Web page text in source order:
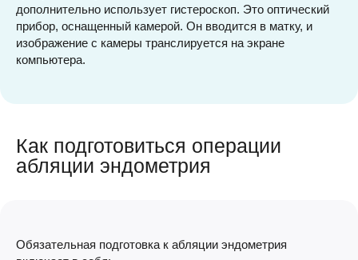
дополнительно использует гистероскоп. Это оптический
прибор, оснащенный камерой. Он вводится в матку, и
изображение с камеры транслируется на экране
компьютера.
Как подготовиться операции
абляции эндометрия
Обязательная подготовка к абляции эндометрия